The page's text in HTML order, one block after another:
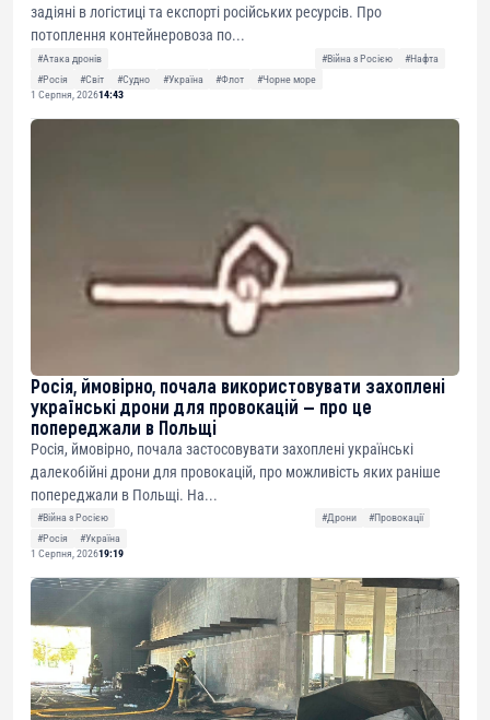
задіяні в логістиці та експорті російських ресурсів. Про
потоплення контейнеровоза по...
#Атака дронів #Війна з Росією
#Нафта
#Росія
#Світ #Судно #Україна #Флот
#Чорне море
1 Серпня, 202614:43
Росія, ймовірно, почала використовувати захоплені
українські дрони для провокацій — про це
попереджали в Польщі
Росія, ймовірно, почала застосовувати захоплені українські
далекобійні дрони для провокацій, про можливість яких раніше
попереджали в Польщі. На...
#Війна з Росією #Дрони
#Провокації
#Росія
#Україна
1 Серпня, 202619:19